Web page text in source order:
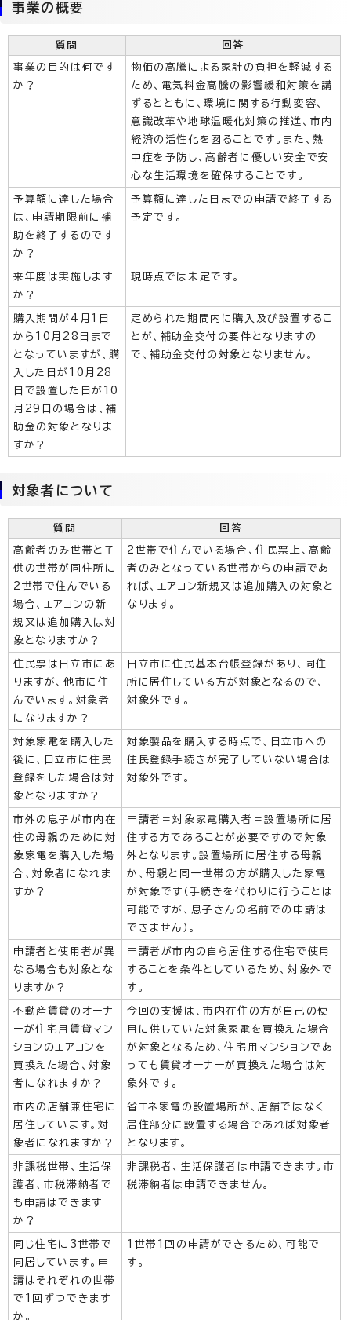
事業の概要
質問 回答
事業の目的は何です
か？
物価の高騰による家計の負担を軽減する
ため、電気料金高騰の影響緩和対策を講
ずるとともに、環境に関する行動変容、
意識改革や地球温暖化対策の推進、市内
経済の活性化を図ることです。また、熱
中症を予防し、高齢者に優しい安全で安
心な生活環境を確保することです。
予算額に達した場合
は、申請期限前に補
助を終了するのです
か？
予算額に達した日までの申請で終了する
予定です。
来年度は実施します
か？
現時点では未定です。
購入期間が4月1日
から10月28日まで
となっていますが、購
入した日が10月28
日で設置した日が10
月29日の場合は、補
助金の対象となりま
すか？
定められた期間内に購入及び設置するこ
とが、補助金交付の要件となりますの
で、補助金交付の対象となりません。
対象者について
質問 回答
高齢者のみ世帯と子
供の世帯が同住所に
2世帯で住んでいる
場合、エアコンの新
規又は追加購入は対
象となりますか？
2世帯で住んでいる場合、住民票上、高齢
者のみとなっている世帯からの申請であ
れば、エアコン新規又は追加購入の対象と
なります。
住民票は日立市にあ
りますが、他市に住
んでいます。対象者
になりますか？
日立市に住民基本台帳登録があり、同住
所に居住している方が対象となるので、
対象外です。
対象家電を購入した
後に、日立市に住民
登録をした場合は対
象となりますか？
対象製品を購入する時点で、日立市への
住民登録手続きが完了していない場合は
対象外です。
市外の息子が市内在
住の母親のために対
象家電を購入した場
合、対象者になれま
すか？
申請者＝対象家電購入者＝設置場所に居
住する方であることが必要ですので対象
外となります。設置場所に居住する母親
か、母親と同一世帯の方が購入した家電
が対象です（手続きを代わりに行うことは
可能ですが、息子さんの名前での申請は
できません）。
申請者と使用者が異
なる場合も対象とな
りますか？
申請者が市内の自ら居住する住宅で使用
することを条件としているため、対象外で
す。
不動産賃貸のオーナ
ーが住宅用賃貸マン
ションのエアコンを
買換えた場合、対象
者になれますか？
今回の支援は、市内在住の方が自己の使
用に供していた対象家電を買換えた場合
が対象となるため、住宅用マンションであ
っても賃貸オーナーが買換えた場合は対
象外です。
市内の店舗兼住宅に
居住しています。対
象者になれますか？
省エネ家電の設置場所が、店舗ではなく
居住部分に設置する場合であれば対象者
となります。
非課税世帯、生活保
護者、市税滞納者で
も申請はできます
か？
非課税者、生活保護者は申請できます。市
税滞納者は申請できません。
同じ住宅に3世帯で
同居しています。申
請はそれぞれの世帯
で1回ずつできます
か。
1世帯1回の申請ができるため、可能で
す。